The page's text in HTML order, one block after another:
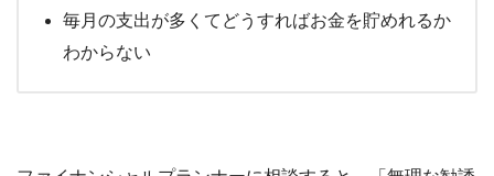
毎月の支出が多くてどうすればお金を貯めれるか
わからない